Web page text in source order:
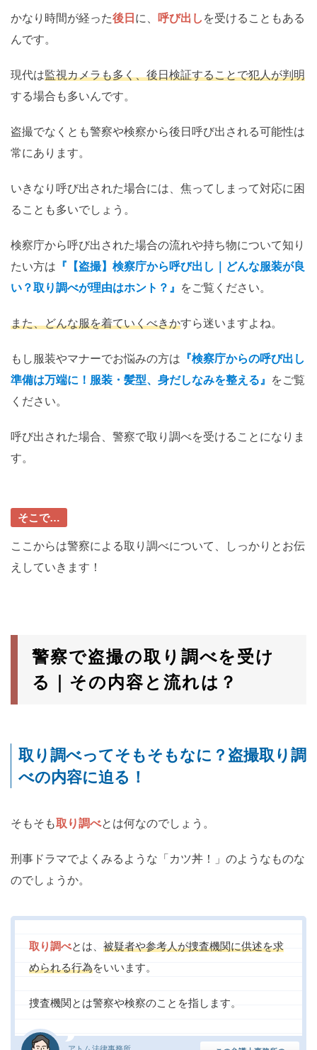
かなり時間が経った後日 に、 呼び出し を受けることもある
んです。
現代は監視カメラも多く、後日検証することで犯人が判明
する場合も多いんです。
盗撮でなくとも警察や検察から後日呼び出される可能性は
常にあります。
いきなり呼び出された場合には、焦ってしまって対応に困
ることも多いでしょう。
検察庁から呼び出された場合の流れや持ち物について知り
たい方は 『【盗撮】検察庁から呼び出し｜どんな服装が良
い？取り調べが理由はホント？』
をご覧ください。
また、どんな服を着ていくべきかすら迷いますよね。
もし服装やマナーでお悩みの方は 『検察庁からの呼び出し
準備は万端に！服装・髪型、身だしなみを整える』
をご覧
ください。
呼び出された場合、警察で取り調べを受けることになりま
す。
そこで…
ここからは警察による取り調べについて、しっかりとお伝
えしていきます！
警察で盗撮の取り調べを受け
る｜その内容と流れは？
取り調べってそもそもなに？盗撮取り調
べの内容に迫る！
そもそも取り調べとは何なのでしょう。
刑事ドラマでよくみるような「カツ丼！」のようなものな
のでしょうか。
アトム法律事務所
取り調べとは、 被疑者や参考人が捜査機関に供述を求
められる行為をいいます。
捜査機関とは警察や検察のことを指します。